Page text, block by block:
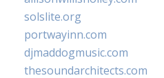
solslite.org
portwayinn.com
djmaddogmusic.com
thesoundarchitects.com